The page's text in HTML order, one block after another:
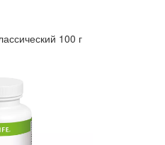
100 г